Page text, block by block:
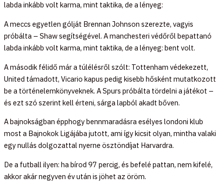
labda inkább volt karma, mint taktika, de a lényeg:
A meccs egyetlen gólját Brennan Johnson szerezte, vagyis
próbálta – Shaw segítségével. A manchesteri védőről bepattanó
labda inkább volt karma, mint taktika, de a lényeg: bent volt.
A második félidő már a túlélésről szólt: Tottenham védekezett,
United támadott, Vicario kapus pedig kisebb hősként mutatkozott
be a történelemkönyveknek. A Spurs próbálta tördelni a játékot –
és ezt szó szerint kell érteni, sárga lapból akadt bőven.
A bajnokságban épphogy bennmaradásra esélyes londoni klub
most a Bajnokok Ligájába jutott, ami így kicsit olyan, mintha valaki
egy nullás dolgozattal nyerne ösztöndíjat Harvardra.
De a futball ilyen: ha bírod 97 percig, és befelé pattan, nem kifelé,
akkor akár negyven év után is jöhet az öröm.